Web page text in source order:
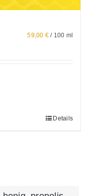
59,00 €/ 100 ml
Details